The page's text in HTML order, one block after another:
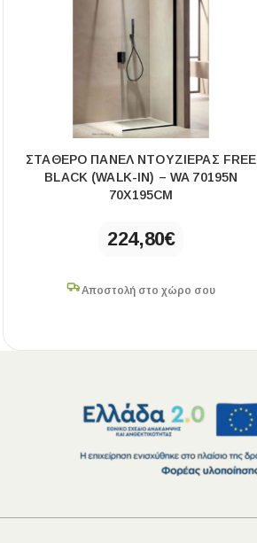
ΣΤΑΘΕΡΌ ΠΆΝΕΛ ΝΤΟΥΖΙΈΡΑΣ FREE
BLACK (WALK-IN) – WA 70195N
70Χ195CM
224,80€
Αποστολή στο χώρο σου